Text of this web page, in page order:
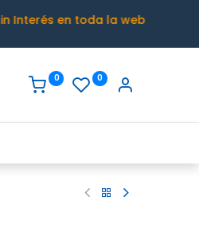
Interés en toda la web
0 0